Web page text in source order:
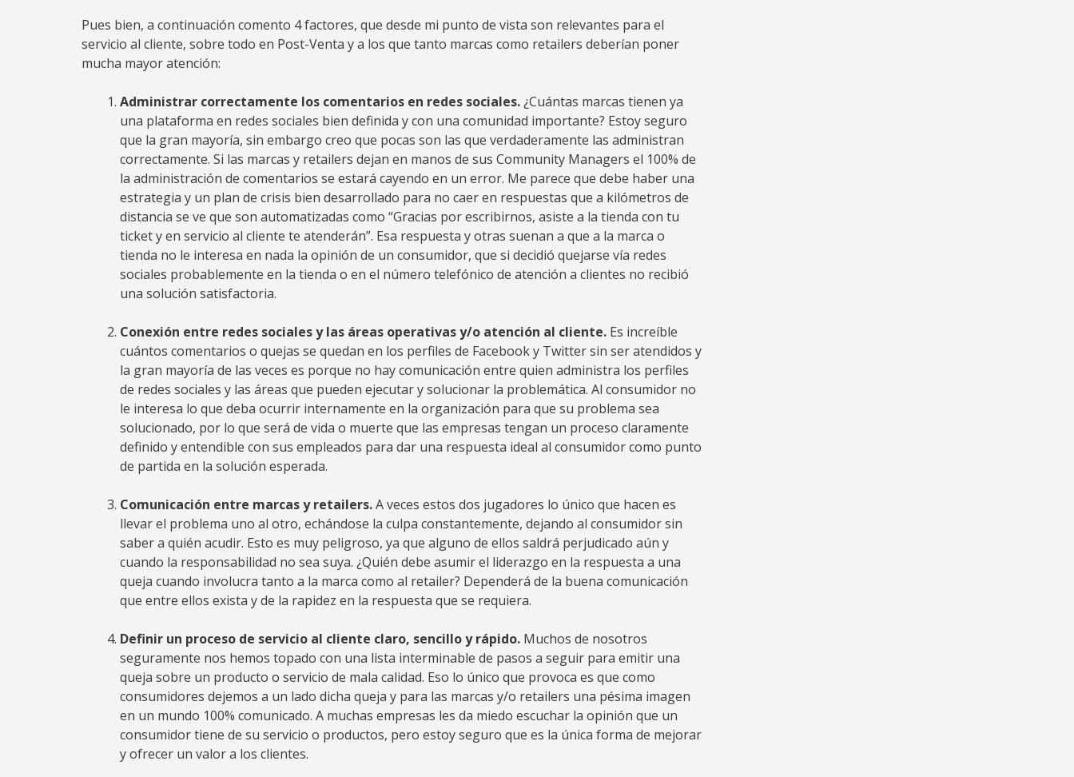
Pues bien, a continuación comento 4 factores, que desde mi punto de vista son relevantes para el
servicio al cliente, sobre todo en Post-Venta y a los que tanto marcas como retailers deberían poner
mucha mayor atención:
Administrar correctamente los comentarios en redes sociales.¿Cuántas marcas tienen ya
una plataforma en redes sociales bien definida y con una comunidad importante? Estoy seguro
que la gran mayoría, sin embargo creo que pocas son las que verdaderamente las administran
correctamente. Si las marcas y retailers dejan en manos de sus Community Managers el 100% de
la administración de comentarios se estará cayendo en un error. Me parece que debe haber una
estrategia y un plan de crisis bien desarrollado para no caer en respuestas que a kilómetros de
distancia se ve que son automatizadas como “Gracias por escribirnos, asiste a la tienda con tu
ticket y en servicio al cliente te atenderán”. Esa respuesta y otras suenan a que a la marca o
tienda no le interesa en nada la opinión de un consumidor, que si decidió quejarse vía redes
sociales probablemente en la tienda o en el número telefónico de atención a clientes no recibió
una solución satisfactoria.
Conexión entre redes sociales y las áreas operativas y/o atención al cliente. Es increíble
cuántos comentarios o quejas se quedan en los perfiles de Facebook y Twitter sin ser atendidos y
la gran mayoría de las veces es porque no hay comunicación entre quien administra los perfiles
de redes sociales y las áreas que pueden ejecutar y solucionar la problemática. Al consumidor no
le interesa lo que deba ocurrir internamente en la organización para que su problema sea
solucionado, por lo que será de vida o muerte que las empresas tengan un proceso claramente
definido y entendible con sus empleados para dar una respuesta ideal al consumidor como punto
de partida en la solución esperada.
Comunicación entre marcas y retailers.A veces estos dos jugadores lo único que hacen es
llevar el problema uno al otro, echándose la culpa constantemente, dejando al consumidor sin
saber a quién acudir. Esto es muy peligroso, ya que alguno de ellos saldrá perjudicado aún y
cuando la responsabilidad no sea suya. ¿Quién debe asumir el liderazgo en la respuesta a una
queja cuando involucra tanto a la marca como al retailer? Dependerá de la buena comunicación
que entre ellos exista y de la rapidez en la respuesta que se requiera.
Definir un proceso de servicio al cliente claro, sencillo y rápido. Muchos de nosotros
seguramente nos hemos topado con una lista interminable de pasos a seguir para emitir una
queja sobre un producto o servicio de mala calidad. Eso lo único que provoca es que como
consumidores dejemos a un lado dicha queja y para las marcas y/o retailers una pésima imagen
en un mundo 100% comunicado. A muchas empresas les da miedo escuchar la opinión que un
consumidor tiene de su servicio o productos, pero estoy seguro que es la única forma de mejorar
y ofrecer un valor a los clientes.